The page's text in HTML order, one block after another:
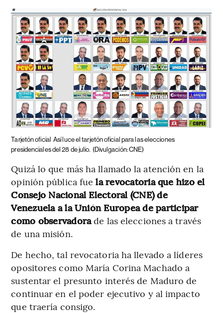
Tarjetón oficial Así luce el tarjetón oficial para las elecciones
presidenciales del 28 de julio. (Divulgación: CNE)
Quizá lo que más ha llamado la atención en la
opinión pública fuela revocatoria que hizo el
Consejo Nacional Electoral (CNE) de
Venezuela a la Unión Europea de participar
como observadorade las elecciones a través
de una misión.
De hecho, tal revocatoria ha llevado a líderes
opositores como María Corina Machado a
sustentar el presunto interés de Maduro de
continuar en el poder ejecutivo y al impacto
que traería consigo.